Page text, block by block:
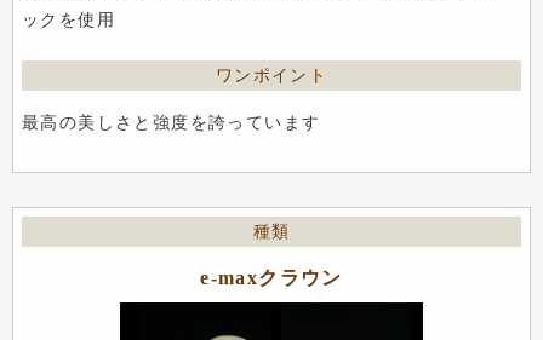
ックを使用
最高の美しさと強度を誇っています
e-maxクラウン